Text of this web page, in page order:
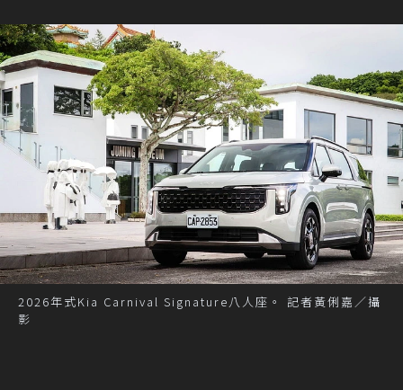
2026年式Kia Carnival Signature八人座。 記者黃俐嘉／攝
影